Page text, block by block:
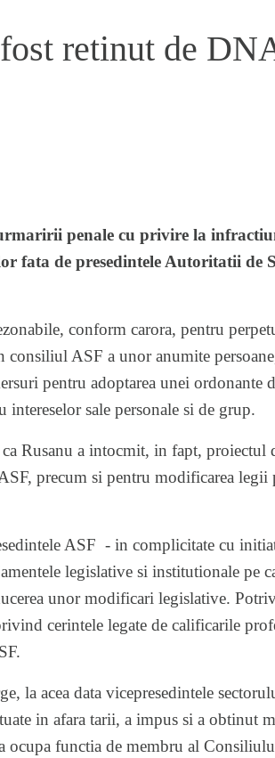
retinut de
penale cu privire la
fata de presedintele Autoritatii de
conform carora, pentru
ASF a unor anumite
pentru adoptarea unei ordonante
intereselor sale personale si de grup.
Rusanu a intocmit, in fapt, proiectul
precum si pentru modificarea
ASF - in complicitate cu
legislative si institutionale pe
unor modificari legislative.
cerintele legate de calificarile
la acea data vicepresedintele
in afara tarii, a impus si a obtinut
ocupa functia de membru al